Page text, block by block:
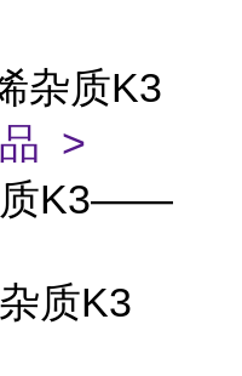
杂质K3
>
质K3——
质K3